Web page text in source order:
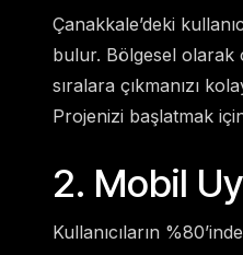
Çanakkale’deki
bulur. Bölgesel olarak
sıralara çıkmanızı
Projenizi başlatmak
2. Mobil
Kullanıcıların